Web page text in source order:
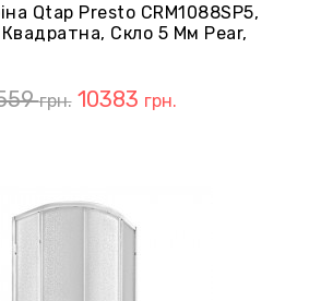
Qtap Presto CRM1088SP5,
Скло 5 Мм Pear,
грн. 10383 грн.